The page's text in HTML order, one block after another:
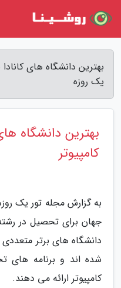
بهترین دانشگاه های
یک روزه
بهترین دانشگاه
کامپیوتر
به گزارش مجله تور یک
جهان برای تحصیل در
دانشگاه های برتر
شده اند و برنامه های
کامپیوتر ارائه می دهند.